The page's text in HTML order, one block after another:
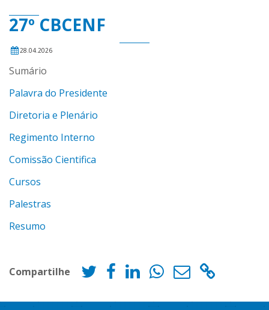
27º CBCENF
28.04.2026
Sumário
Palavra do Presidente
Diretoria e Plenário
Regimento Interno
Comissão Cientifica
Cursos
Palestras
Resumo
Compartilhe